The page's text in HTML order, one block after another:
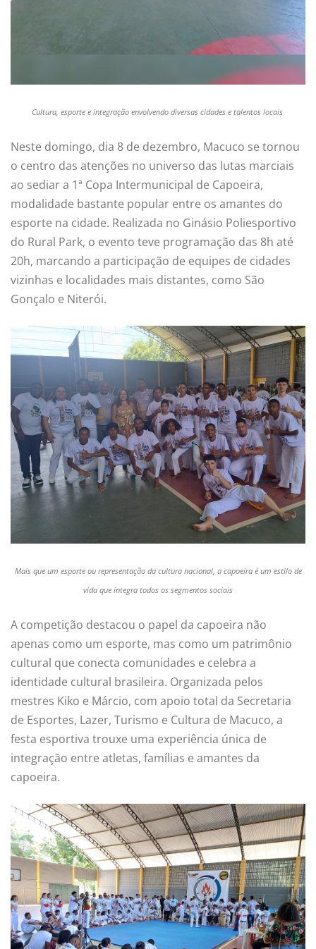
Cultura, esporte e integração envolvendo diversas cidades e talentos locais
Neste domingo, dia 8 de dezembro, Macuco se tornou
o centro das atenções no universo das lutas marciais
ao sediar a 1ª Copa Intermunicipal de Capoeira,
modalidade bastante popular entre os amantes do
esporte na cidade. Realizada no Ginásio Poliesportivo
do Rural Park, o evento teve programação das 8h até
20h, marcando a participação de equipes de cidades
vizinhas e localidades mais distantes, como São
Gonçalo e Niterói.
Mais que um esporte ou representação da cultura nacional, a capoeira é um estilo de
vida que integra todos os segmentos sociais
A competição destacou o papel da capoeira não
apenas como um esporte, mas como um patrimônio
cultural que conecta comunidades e celebra a
identidade cultural brasileira. Organizada pelos
mestres Kiko e Márcio, com apoio total da Secretaria
de Esportes, Lazer, Turismo e Cultura de Macuco, a
festa esportiva trouxe uma experiência única de
integração entre atletas, famílias e amantes da
capoeira.